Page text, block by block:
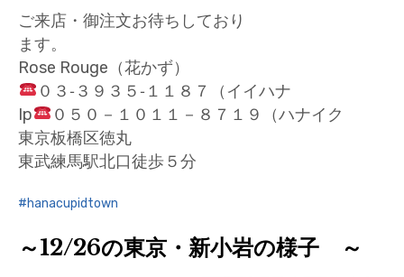
ご来店・御注文お待ちしており
ます。
Rose Rouge（花かず）
０３‐３９３５‐１１８７（イイハナ
Ip
０５０－１０１１－８７１９（ハナイク
東京板橋区徳丸
東武練馬駅北口徒歩５分
hanacupidtown
～12/26の東京・新小岩の様子 ～